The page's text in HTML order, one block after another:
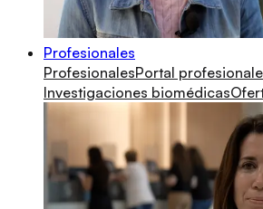
Profesionales
ProfesionalesPortal
Investigaciones biomédicas